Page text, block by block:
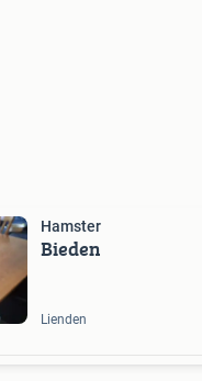
Hamster
Bieden
Lienden